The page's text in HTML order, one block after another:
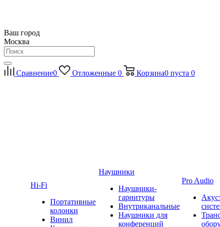
Ваш город
Москва
Сравнение0 Отложенные 0 Корзина0 пуста 0
Hi-Fi
Портативные
колонки
Винил
Наушники
Наушники-
гарнитуры
Внутриканальные
Наушники для
конференций
Pro Audio